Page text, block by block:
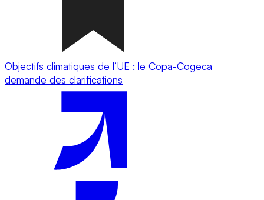
Objectifs climatiques de l’UE : le Copa-Cogeca
demande des clarifications